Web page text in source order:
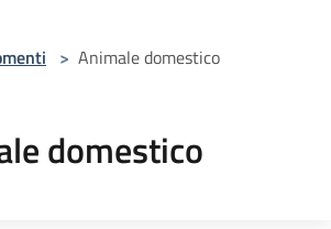
> Animale domestico
domestico